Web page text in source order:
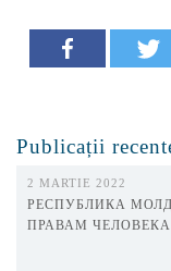
Publicații
2 MARTIE 2022
РЕСПУБЛИКА
ПРАВАМ ЧЕЛОВЕКА